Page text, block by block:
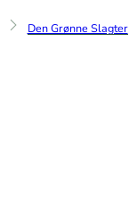
Den Grønne Slagter